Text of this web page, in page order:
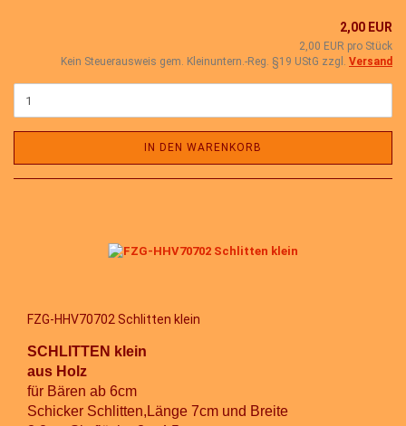
2,00 EUR
2,00 EUR pro Stück
Kein Steuerausweis gem. Kleinuntern.-Reg. §19 UStG zzgl. Versand
IN DEN WARENKORB
FZG-HHV70702 Schlitten klein
SCHLITTEN klein
aus Holz
für Bären ab 6cm
Schicker Schlitten,Länge 7cm und Breite